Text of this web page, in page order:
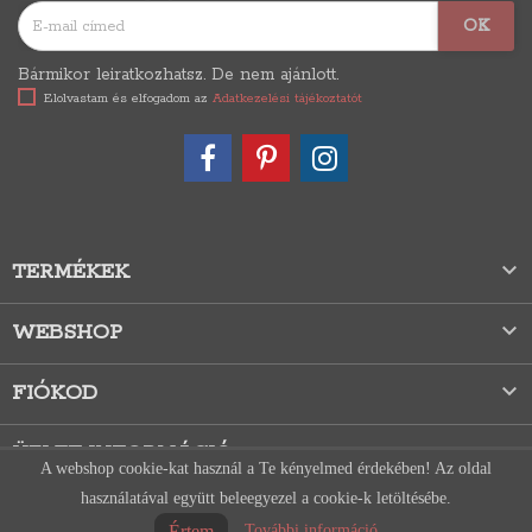
Bármikor leiratkozhatsz. De nem ajánlott.
Elolvastam és elfogadom az Adatkezelési tájékoztatót
TERMÉKEK 
WEBSHOP 
FIÓKOD 
ÜZLET INFORMÁCIÓ
A webshop cookie-kat használ a Te kényelmed érdekében! Az oldal
használatával együtt beleegyezel a cookie-k letöltésébe.